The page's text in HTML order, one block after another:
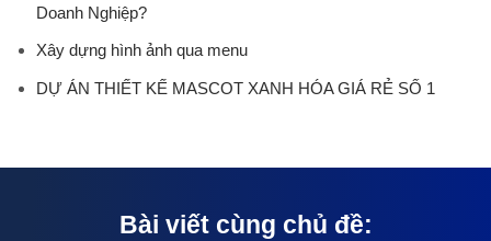
Doanh Nghiệp?
Xây dựng hình ảnh qua menu
DỰ ÁN THIẾT KẾ MASCOT XANH HÓA GIÁ RẺ SỐ 1
Bài viết cùng chủ đề: